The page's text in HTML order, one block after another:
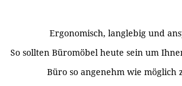
Ergonomisch, langlebig und
So sollten Büromöbel heute sein um
Büro so angenehm wie möglich